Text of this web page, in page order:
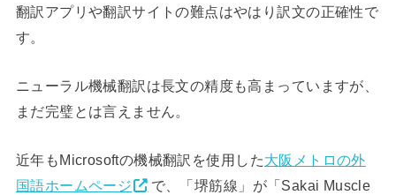
翻訳アプリや翻訳サイトの難点はやはり訳文の正確性で
す。
ニューラル機械翻訳は長文の精度も高まっていますが、
まだ完璧とは言えません。
近年もMicrosoftの機械翻訳を使用した大阪メトロの外
国語ホームページ
で、「堺筋線」が「Sakai Muscle